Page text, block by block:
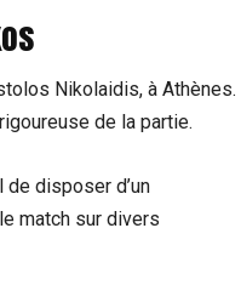
Nikolaidis, à Athènes.
de la partie.
disposer d’un
match sur divers